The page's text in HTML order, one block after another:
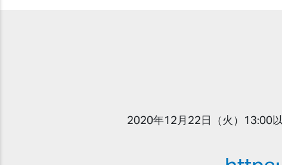
2020年12月22日（火）13:00